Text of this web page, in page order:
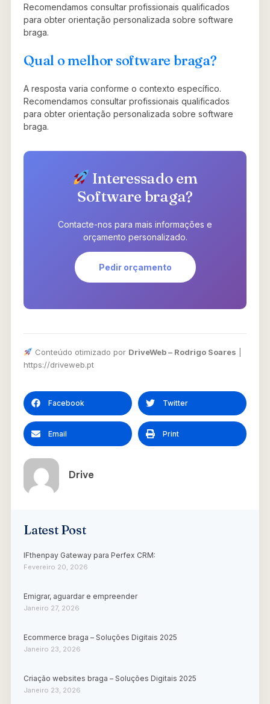
Recomendamos consultar profissionais qualificados
para obter orientação personalizada sobre software
braga.
Qual o melhor software braga?
A resposta varia conforme o contexto específico.
Recomendamos consultar profissionais qualificados
para obter orientação personalizada sobre software
braga.
Interessado em
Software braga?
Contacte-nos para mais informações e
orçamento personalizado.
Pedir orçamento
Conteúdo otimizado por DriveWeb – Rodrigo Soares
https://driveweb.pt
Facebook Twitter
Email Print
Drive
Latest Post
IFthenpay Gateway para Perfex CRM:
Fevereiro 20, 2026
Emigrar, aguardar e empreender
Janeiro 27, 2026
Ecommerce braga – Soluções Digitais 2025
Janeiro 23, 2026
Criação websites braga – Soluções Digitais 2025
Janeiro 23, 2026